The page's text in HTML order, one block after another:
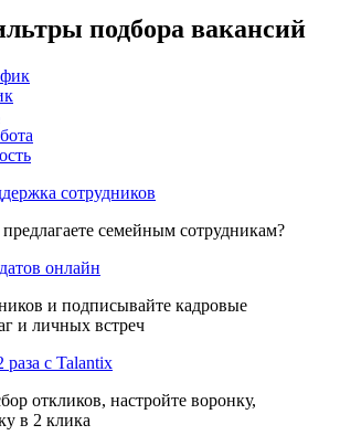
подбора вакансий
сотрудников
семейным сотрудникам?
онлайн
и подписывайте кадровые
и личных встреч
раза с Talantix
откликов, настройте воронку,
в 2 клика